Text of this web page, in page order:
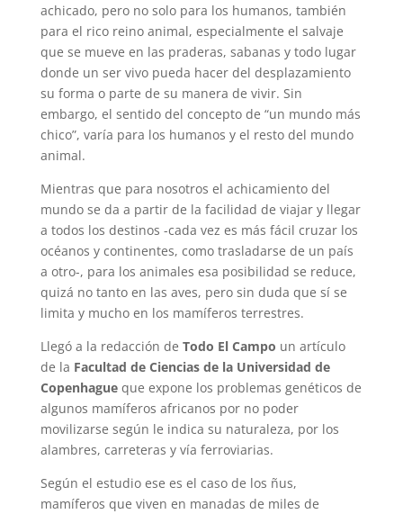
achicado, pero no solo para los humanos, también
para el rico reino animal, especialmente el salvaje
que se mueve en las praderas, sabanas y todo lugar
donde un ser vivo pueda hacer del desplazamiento
su forma o parte de su manera de vivir. Sin
embargo, el sentido del concepto de “un mundo más
chico”, varía para los humanos y el resto del mundo
animal.
Mientras que para nosotros el achicamiento del
mundo se da a partir de la facilidad de viajar y llegar
a todos los destinos -cada vez es más fácil cruzar los
océanos y continentes, como trasladarse de un país
a otro-, para los animales esa posibilidad se reduce,
quizá no tanto en las aves, pero sin duda que sí se
limita y mucho en los mamíferos terrestres.
Llegó a la redacción de Todo El Campo un artículo
de la Facultad de Ciencias de la Universidad de
Copenhagueque expone los problemas genéticos de
algunos mamíferos africanos por no poder
movilizarse según le indica su naturaleza, por los
alambres, carreteras y vía ferroviarias.
Según el estudio ese es el caso de los ñus,
mamíferos que viven en manadas de miles de